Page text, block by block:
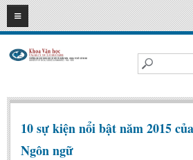
08 2026
HOME
Faculty of Literature
10 sự kiện nổi bật năm 2015
Ngôn ngữ